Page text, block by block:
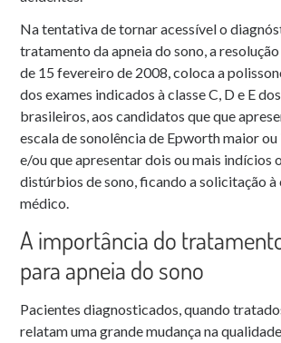
Na tentativa de tornar acessível o
tratamento da apneia do sono, a
de 15 fevereiro de 2008, coloca a
dos exames indicados à classe C, D e E
brasileiros, aos candidatos que que
escala de sonolência de Epworth maior ou
e/ou que apresentar dois ou mais indícios
distúrbios de sono, ficando a solicitação
médico.
A importância do
para apneia do sono
Pacientes diagnosticados, quando
relatam uma grande mudança na